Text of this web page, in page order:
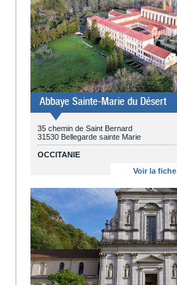
Abbaye Sainte-Marie du Désert
35 chemin de Saint Bernard
31530 Bellegarde sainte Marie
OCCITANIE
Voir la fiche